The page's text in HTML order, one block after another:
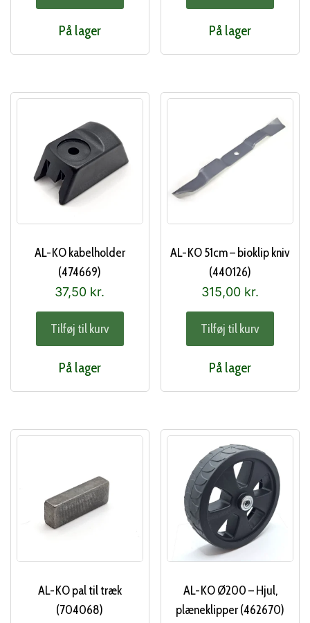
På lager På lager
AL-KO kabelholder
(474669)
37,50 kr.
Tilføj til kurv
På lager
AL-KO 51cm – bioklip kniv
(440126)
315,00 kr.
Tilføj til kurv
På lager
AL-KO pal til træk
(704068)
AL-KO Ø200 – Hjul,
plæneklipper (462670)